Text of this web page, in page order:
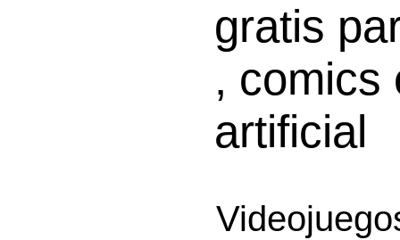
gratis
, comics
artificial